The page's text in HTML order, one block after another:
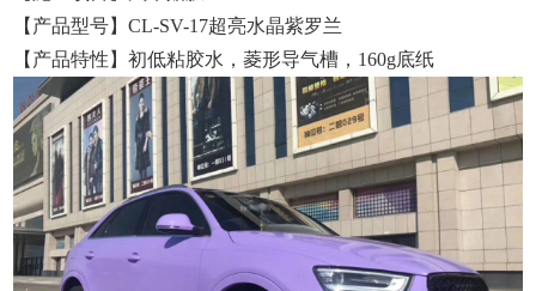
【产品型号】CL-SV-17超亮水晶紫罗兰
【产品特性】初低粘胶水，菱形导气槽，160g底纸